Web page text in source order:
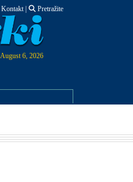
Kontakt| Pretražite
August 6, 2026